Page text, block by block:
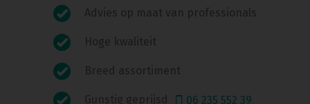
Advies op maat van professionals
Hoge kwaliteit
Breed assortiment
Gunstig geprijsd 06 235 552 39